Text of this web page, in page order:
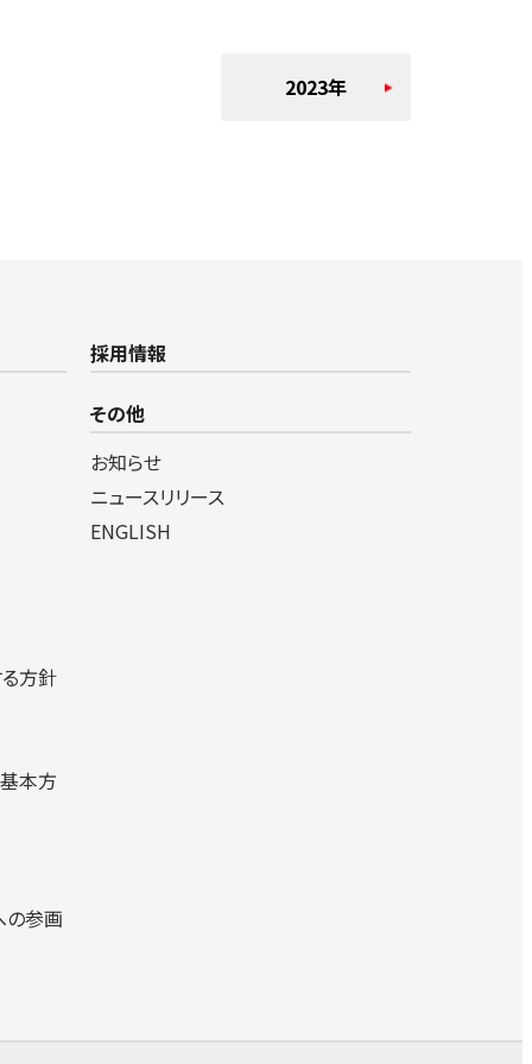
2023年
方針
本方
の参画
採用情報
その他
お知らせ
ニュースリリース
ENGLISH